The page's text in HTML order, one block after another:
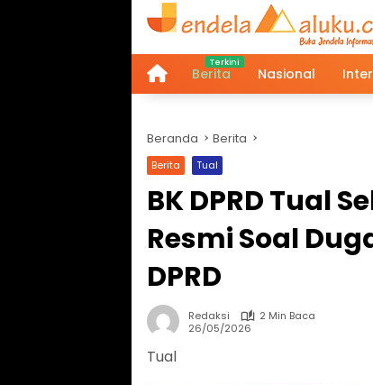
Home
Berita Nasional
Beranda Berita
Berita Tual
BK DPRD Tual
Resmi Soal
DPRD
Redaksi
2 Min Baca
26/05/2026
Tual